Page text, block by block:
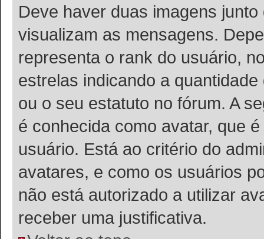
Deve haver duas imagens
visualizam as mensagens.
representa o rank do usuário,
estrelas indicando a
ou o seu estatuto no fórum. A
é conhecida como avatar, que
usuário. Está ao critério do
avatares, e como os usuários
não está autorizado a utilizar
receber uma justificativa.